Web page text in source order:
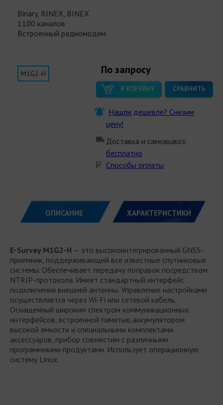
Binary, RINEX, BINEX
1100 каналов
Встроенный радиомодем.
По запросу
В КОРЗИНУ СРАВНИТЬ
Нашли дешевле? Снизим
цену!
Доставка и самовывоз:
бесплатно
Способы оплаты
M1G2-H
ОПИСАНИЕ ХАРАКТЕРИСТИКИ
E-Survey M1G2-H — это высокоинтегрированный GNSS-
приемник, поддерживающий все известные спутниковые
системы. Обеспечивает передачу поправок посредством
NTRIP-протокола. Имеет стандартный интерфейс
подключения внешней антенны. Управление настройками
осуществляется через Wi-Fi или сетевой кабель.
Оснащенный широким спектром коммуникационных
интерфейсов, встроенной памятью,аккумулятором
высокой емкости и специальными комплектами
аксессуаров, прибор совместим с различными
программными продуктами. Использует операционную
систему Linux.